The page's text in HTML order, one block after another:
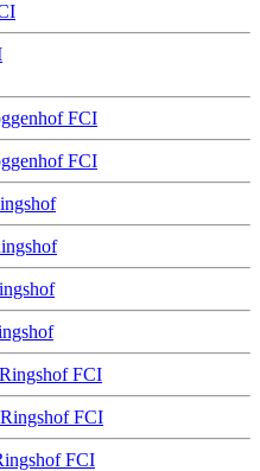
FCI
FCI
FCI
FCI
FCI